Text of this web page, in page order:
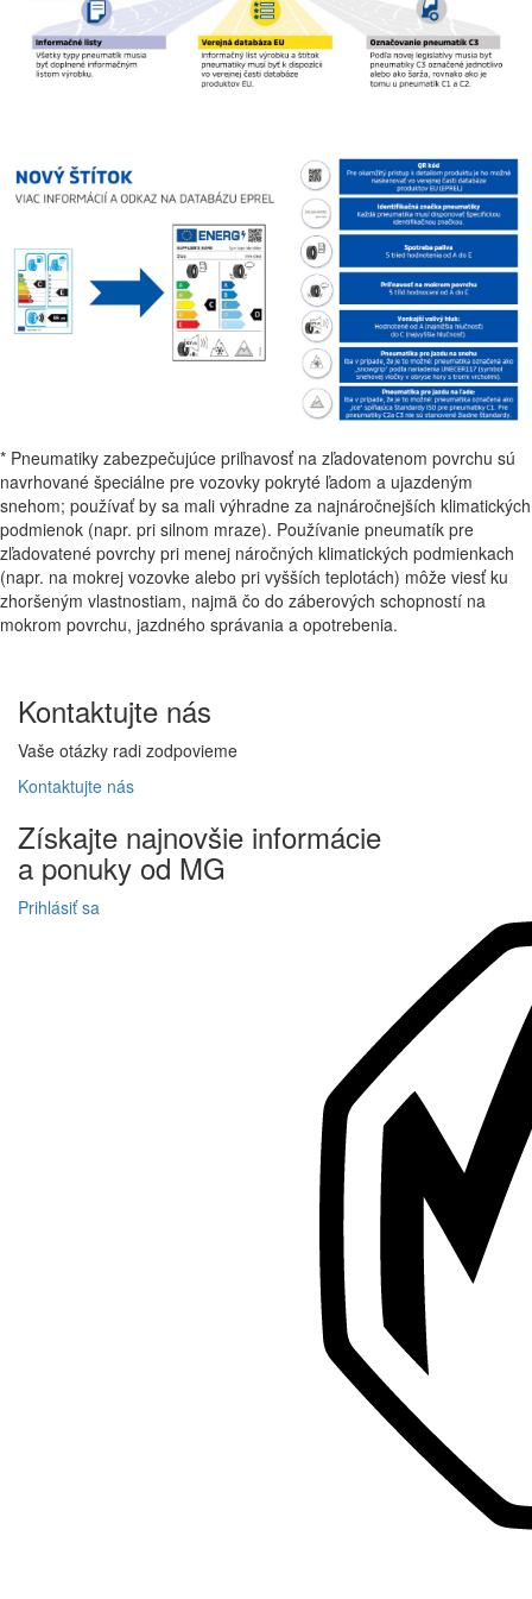
* Pneumatiky zabezpečujúce priľnavosť na zľadovatenom povrchu sú
navrhované špeciálne pre vozovky pokryté ľadom a ujazdeným
snehom; používať by sa mali výhradne za najnáročnejších klimatických
podmienok (napr. pri silnom mraze). Používanie pneumatík pre
zľadovatené povrchy pri menej náročných klimatických podmienkach
(napr. na mokrej vozovke alebo pri vyšších teplotách) môže viesť ku
zhoršeným vlastnostiam, najmä čo do záberových schopností na
mokrom povrchu, jazdného správania a opotrebenia.
Kontaktujte nás
Vaše otázky radi zodpovieme
Kontaktujte nás
Získajte najnovšie informácie
a ponuky od MG
Prihlásiť sa